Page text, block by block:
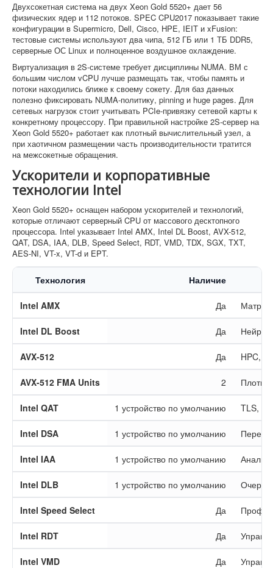
Двухсокетная система на двух Xeon Gold 5520+ дает 56
физических ядер и 112 потоков. SPEC CPU2017 показывает такие
конфигурации в Supermicro, Dell, Cisco, HPE, IEIT и xFusion:
тестовые системы используют два чипа, 512 ГБ или 1 ТБ DDR5,
серверные ОС Linux и полноценное воздушное охлаждение.
Виртуализация в 2S-системе требует дисциплины NUMA. ВМ с
большим числом vCPU лучше размещать так, чтобы память и
потоки находились ближе к своему сокету. Для баз данных
полезно фиксировать NUMA-политику, pinning и huge pages. Для
сетевых нагрузок стоит учитывать PCIe-привязку сетевой карты к
конкретному процессору. При правильной настройке 2S-сервер на
Xeon Gold 5520+ работает как плотный вычислительный узел, а
при хаотичном размещении часть производительности тратится
на межсокетные обращения.
Ускорители и корпоративные
технологии Intel
Xeon Gold 5520+ оснащен набором ускорителей и технологий,
которые отличают серверный CPU от массового десктопного
процессора. Intel указывает Intel AMX, Intel DL Boost, AVX-512,
QAT, DSA, IAA, DLB, Speed Select, RDT, VMD, TDX, SGX, TXT,
AES-NI, VT-x, VT-d и EPT.
Технология Наличие
Intel AMX Да
Intel DL Boost Да
AVX-512 Да HPC,
AVX-512 FMA Units 2
Intel QAT 1 устройство по умолчанию TLS,
Intel DSA 1 устройство по умолчанию
Intel IAA 1 устройство по умолчанию
Intel DLB 1 устройство по умолчанию
Intel Speed Select Да
Intel RDT Да
Intel VMD Да